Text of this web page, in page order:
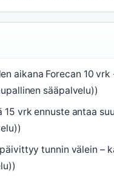
aikana Forecan 10
sääpalvelu))
15 vrk ennuste antaa
tunnin välein –